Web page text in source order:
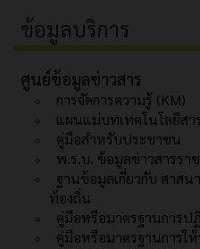
ข้อมูลบริการ
ศูนย์ข้อมูลข่าวสาร
การจัดการความรู้ (KM)
แผนแม่บทเทคโนโลยีสา
คู่มือสำหรับประชาชน
พ.ร.บ. ข้อมูลข่าวสารราช
ฐานข้อมูลเกี่ยวกับ ศาส
ท้องถิ่น
คู่มือหรือมาตรฐานการป
คู่มือหรือมาตรฐานการให้